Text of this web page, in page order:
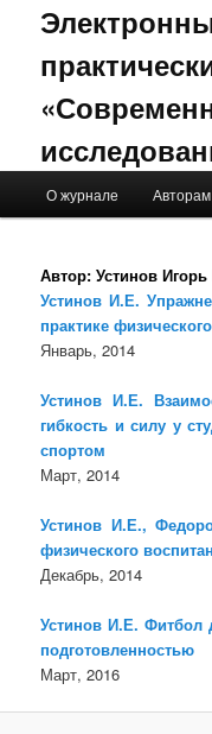
Skip to primary content
Skip to secondary
О журнале Авторам
Автор: Устинов
Устинов И.Е.
практике
Январь, 2014
Устинов И.Е.
гибкость и силу у
спортом
Март, 2014
Устинов И.Е.,
физического
Декабрь, 2014
Устинов И.Е. Фитбол
подготовленностью
Март, 2016